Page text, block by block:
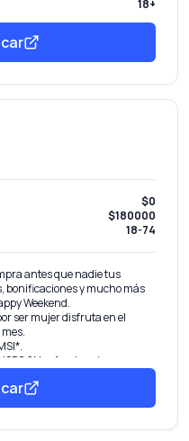
18+
$0
$180000
18-74
antes que nadie tus
bonificaciones y mucho más
Weekend.
ser mujer disfruta en el
2Now1 en tu misma
nacional, en compras
durante los primeros 90 días
a $3,500 M.N.3 al mes.